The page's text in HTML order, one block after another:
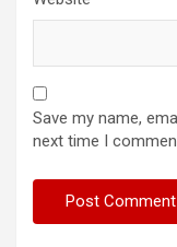
Save my name,
next time I